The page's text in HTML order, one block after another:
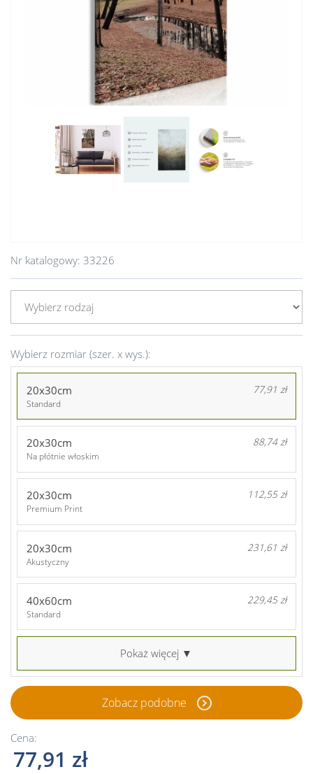
Nr katalogowy: 33226
Wybierz rozmiar (szer. x wys.):
20x30cm 77,91 zł
Standard
20x30cm 88,74 zł
Na płótnie włoskim
20x30cm 112,55 zł
Premium Print
20x30cm 231,61 zł
Akustyczny
40x60cm 229,45 zł
Standard
Pokaż więcej ▼
Zobacz podobne
Cena:
77,91 zł